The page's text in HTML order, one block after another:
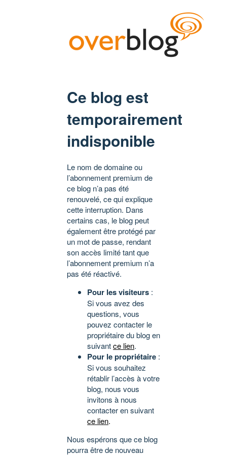
Ce blog est
temporairement
indisponible
Le nom de domaine ou
l’abonnement premium de
ce blog n’a pas été
renouvelé, ce qui explique
cette interruption. Dans
certains cas, le blog peut
également être protégé par
un mot de passe, rendant
son accès limité tant que
l’abonnement premium n’a
pas été réactivé.
Pour les visiteurs :
Si vous avez des
questions, vous
pouvez contacter le
propriétaire du blog en
suivantce lien.
Pour le propriétaire :
Si vous souhaitez
rétablir l’accès à votre
blog, nous vous
invitons à nous
contacter en suivant
ce lien.
Nous espérons que ce blog
pourra être de nouveau